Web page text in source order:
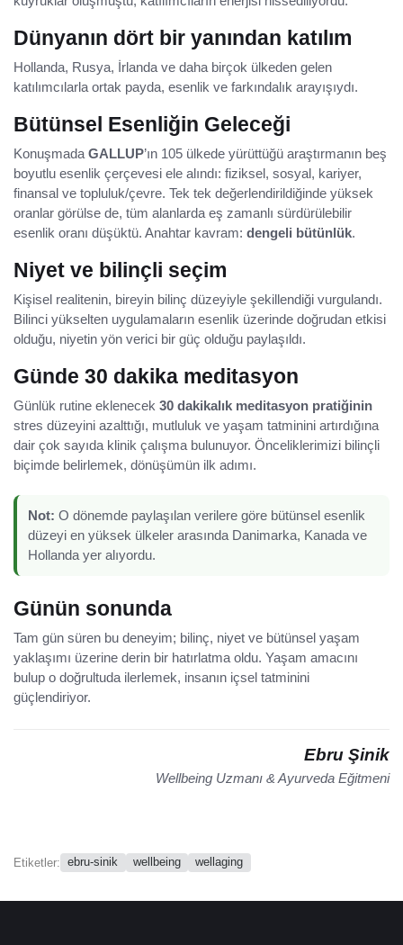
Dünyanın dört bir yanından katılım
Hollanda, Rusya, İrlanda ve daha birçok ülkeden gelen
katılımcılarla ortak payda, esenlik ve farkındalık arayışıydı.
Bütünsel Esenliğin Geleceği
Konuşmada GALLUP’ın 105 ülkede yürüttüğü araştırmanın beş
boyutlu esenlik çerçevesi ele alındı: fiziksel, sosyal, kariyer,
finansal ve topluluk/çevre. Tek tek değerlendirildiğinde yüksek
oranlar görülse de, tüm alanlarda eş zamanlı sürdürülebilir
esenlik oranı düşüktü. Anahtar kavram: dengeli bütünlük.
Niyet ve bilinçli seçim
Kişisel realitenin, bireyin bilinç düzeyiyle şekillendiği vurgulandı.
Bilinci yükselten uygulamaların esenlik üzerinde doğrudan etkisi
olduğu, niyetin yön verici bir güç olduğu paylaşıldı.
Günde 30 dakika meditasyon
Günlük rutine eklenecek 30 dakikalık meditasyon pratiğinin
stres düzeyini azalttığı, mutluluk ve yaşam tatminini artırdığına
dair çok sayıda klinik çalışma bulunuyor. Önceliklerimizi bilinçli
biçimde belirlemek, dönüşümün ilk adımı.
Not: O dönemde paylaşılan verilere göre bütünsel esenlik
düzeyi en yüksek ülkeler arasında Danimarka, Kanada ve
Hollanda yer alıyordu.
Günün sonunda
Tam gün süren bu deneyim; bilinç, niyet ve bütünsel yaşam
yaklaşımı üzerine derin bir hatırlatma oldu. Yaşam amacını
bulup o doğrultuda ilerlemek, insanın içsel tatminini
güçlendiriyor.
Ebru Şinik
Wellbeing Uzmanı & Ayurveda Eğitmeni
Etiketler: ebru-sinik wellbeing wellaging